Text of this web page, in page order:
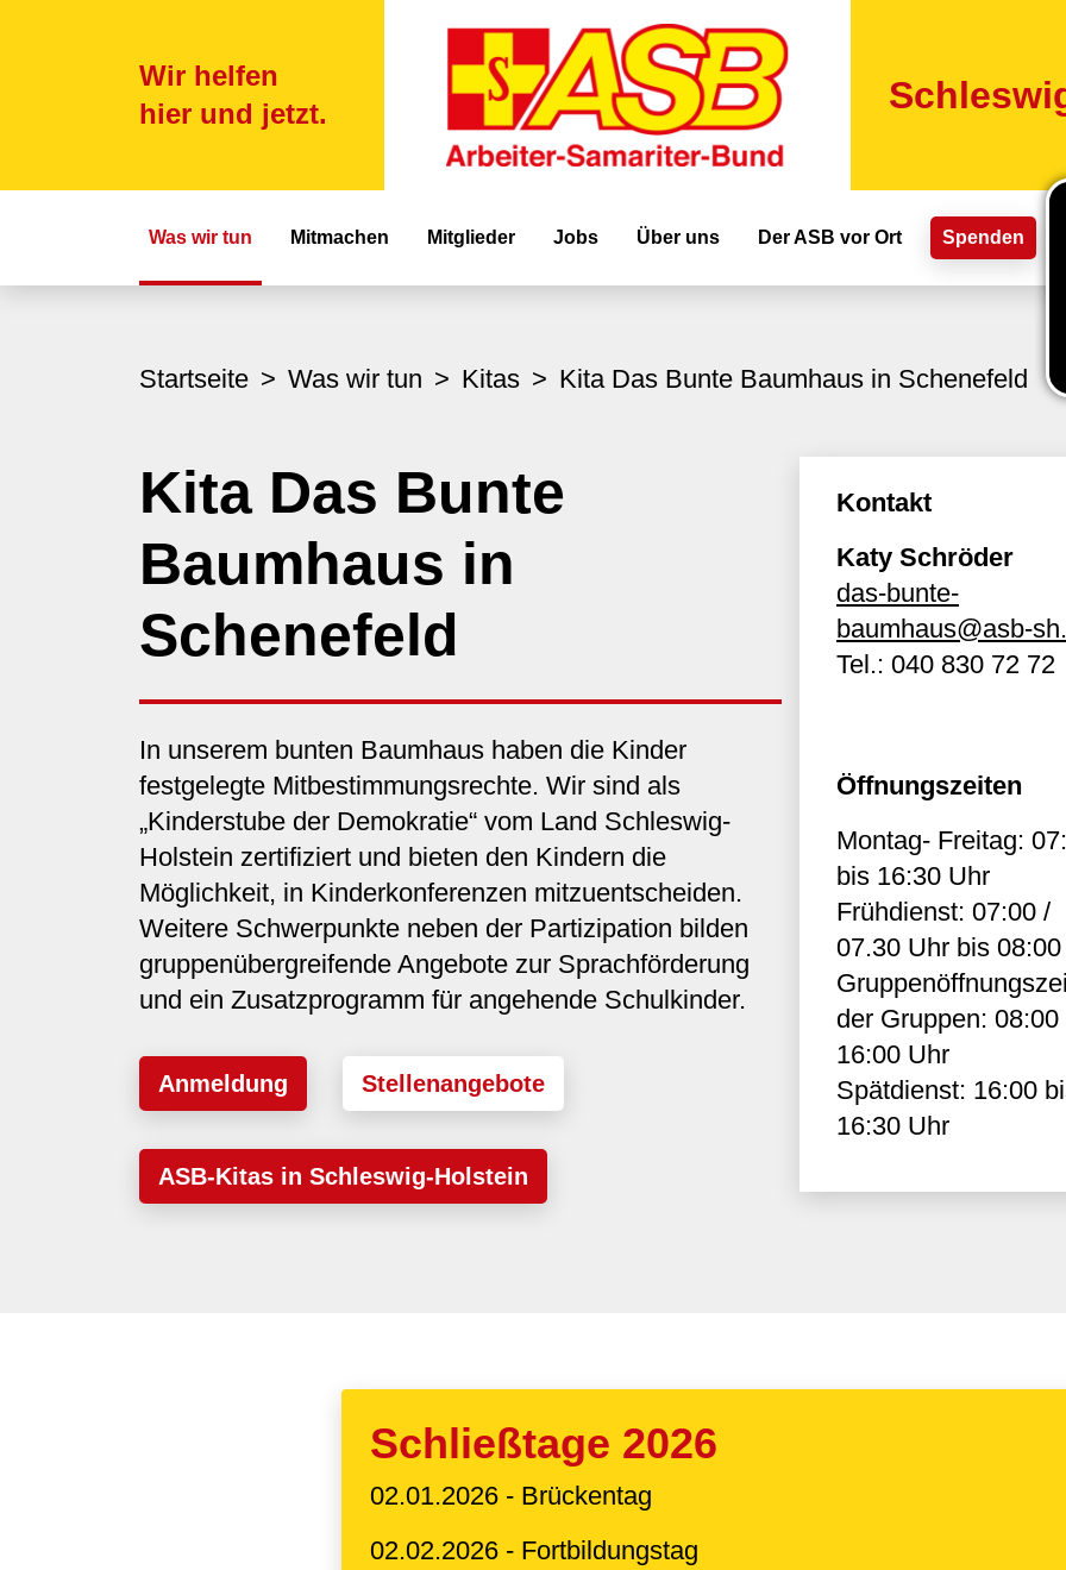
Wir helfen
hier und jetzt.
Hauptnavigation
Was wir tun Mitmachen Mitglieder Jobs Über uns Der ASB vor Ort Spenden
Startseite Was wir tun Kitas Kita Das Bunte Baumhaus in Schenefeld
Kita Das Bunte
Baumhaus in
Schenefeld
In unserem bunten Baumhaus haben die Kinder
festgelegte Mitbestimmungsrechte. Wir sind als
„Kinderstube der Demokratie“ vom Land Schleswig-
Holstein zertifiziert und bieten den Kindern die
Möglichkeit, in Kinderkonferenzen mitzuentscheiden.
Weitere Schwerpunkte neben der Partizipation bilden
gruppenübergreifende Angebote zur Sprachförderung
und ein Zusatzprogramm für angehende Schulkinder.
Anmeldung Stellenangebote
ASB-Kitas in Schleswig-Holstein
Kontakt
Katy Schröder
das-bunte-
baumhaus@asb-
Tel.: 040 830 72 72
Öffnungszeiten
Montag- Freitag:
bis 16:30 Uhr
Frühdienst: 07:00 /
07.30 Uhr bis
der Gruppen: 08:00
16:00 Uhr
Spätdienst: 16:00
16:30 Uhr
Schließtage 2026
02.01.2026 - Brückentag
02.02.2026 - Fortbildungstag